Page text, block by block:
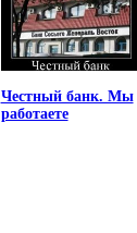
Честный банк. Мы
работаете